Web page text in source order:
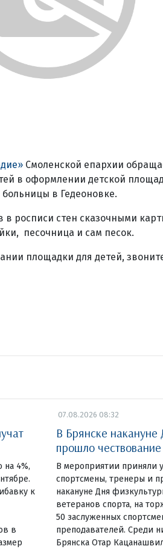
Смоленской епархии
в оформлении детской
больницы в Гедеоновке.
в росписи стен сказочными
песочница и сам песок.
площадки для детей, звоните:
4%,
к
в
07.08.2026 08:32
В Брянске накануне
прошло
В мероприятии приняли
спортсмены, тренеры и
накануне Дня
ветеранов спорта, на
50 заслуженных
преподавателей. Среди
Брянска Отар